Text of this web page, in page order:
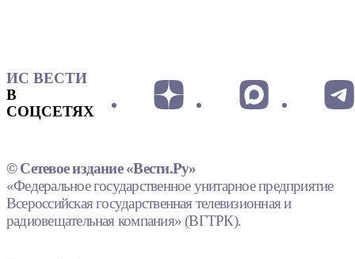
ИС ВЕСТИ
В
СОЦСЕТЯХ
© Сетевое издание «Вести.Ру»
«Федеральное государственное унитарное предприятие
Всероссийская государственная телевизионная и
радиовещательная компания» (ВГТРК).